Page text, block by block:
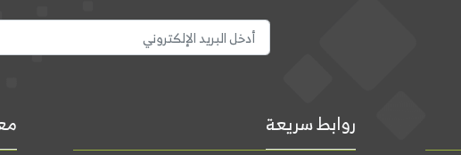
روابط سريعة